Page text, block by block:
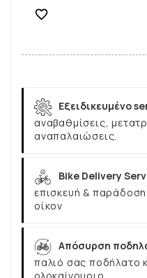

Εξειδικευμένο
αναβαθμίσεις,
αναπαλαιώσεις.
Bike Delivery
επισκευή &
οίκον
Απόσυρση
παλιό σας ποδήλατο